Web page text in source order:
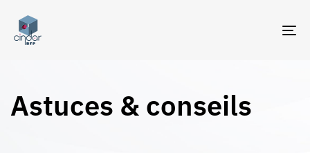
Astuces & conseils